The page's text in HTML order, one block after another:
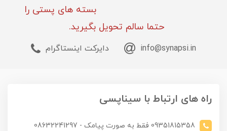
بسته های پستی را
حتما سالم تحویل بگیرید.
info@synapsi.in دایرکت اینستاگرام
راه های ارتباط با سیناپسی
09351815358 فقط به صورت پیامک - 08632241297